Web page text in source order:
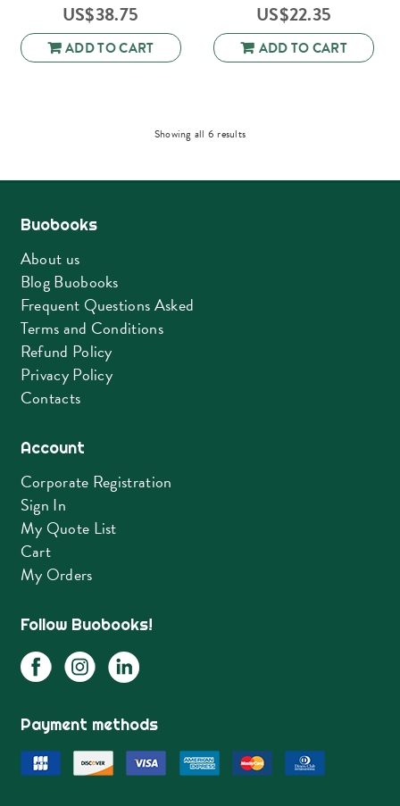
US$38.75
ADD TO CART
US$22.35
ADD TO CART
Showing all 6 resultsSorted
Buobooks
About us
Blog Buobooks
Frequent Questions Asked
Terms and Conditions
Refund Policy
Privacy Policy
Contacts
Account
Corporate Registration
Sign In
My Quote List
Cart
My Orders
Follow Buobooks!
Payment methods